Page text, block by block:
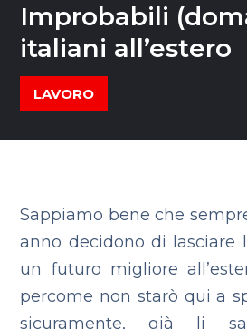
Improbabili
italiani all’estero
LAVORO
Sappiamo bene che
anno decidono di lasciare
un futuro migliore
percome non starò qui a
sicuramente, già li